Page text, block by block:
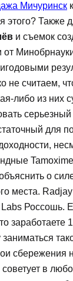
Мичуринск
этого? Также
и съемок
от
не считаем,
либо из них
для
о
места.
Россошь.
заработаете
заниматься
сбережения
в